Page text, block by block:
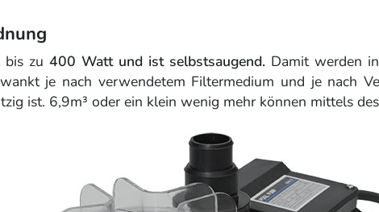
bis zu 400 Watt und ist selbstsaugend. Damit werden
je nach verwendetem Filtermedium und je nach
ist. 6,9m³ oder ein klein wenig mehr können mittels